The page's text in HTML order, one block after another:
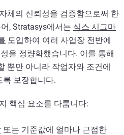
체의 신뢰성을 검증함으로써 한
, Stratasys에서는 식스 시그마
도입하여 여러 사업장 전반에
을 정량화했습니다. 이를 통해
뿐만 아니라 작업자와 조건에
록 보장합니다.
핵심 요소를 다룹니다:
또는 기준값에 얼마나 근접한